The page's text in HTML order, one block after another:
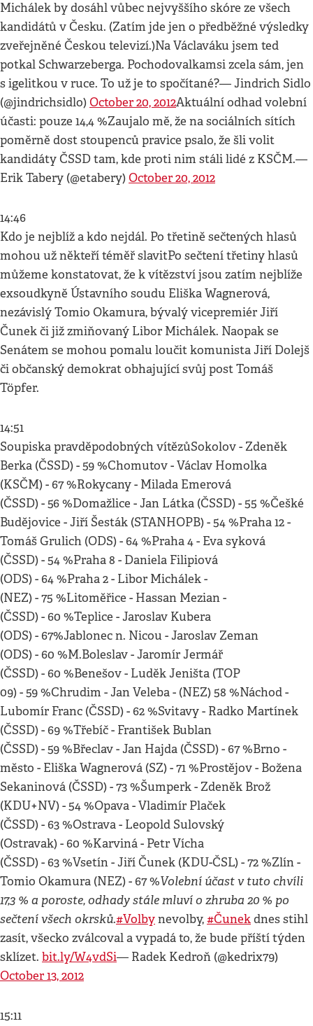
Michálek by dosáhl vůbec nejvyššího skóre ze všech
kandidátů v Česku. (Zatím jde jen o předběžné výsledky
zveřejněné Českou televizí.)Na Václaváku jsem ted
potkal Schwarzeberga. Pochodovalkamsi zcela sám, jen
s igelitkou v ruce. To už je to spočítané?— Jindrich Sidlo
(@jindrichsidlo)October 20, 2012Aktuální odhad volební
účasti: pouze 14,4 %Zaujalo mě, že na sociálních sítích
poměrně dost stoupenců pravice psalo, že šli volit
kandidáty ČSSD tam, kde proti nim stáli lidé z KSČM.—
Erik Tabery (@etabery)October 20, 2012
14:46
Kdo je nejblíž a kdo nejdál. Po třetině sečtených hlasů
mohou už někteří téměř slavitPo sečtení třetiny hlasů
můžeme konstatovat, že k vítězství jsou zatím nejblíže
exsoudkyně Ústavního soudu Eliška Wagnerová,
nezávislý Tomio Okamura, bývalý vicepremiér Jiří
Čunek či již zmiňovaný Libor Michálek. Naopak se
Senátem se mohou pomalu loučit komunista Jiří Dolejš
či občanský demokrat obhajující svůj post Tomáš
Töpfer.
14:51
Soupiska pravděpodobných vítězůSokolov - Zdeněk
Berka (ČSSD) - 59 %Chomutov - Václav Homolka
(KSČM) - 67 %Rokycany - Milada Emerová
(ČSSD) - 56 %Domažlice - Jan Látka (ČSSD) - 55 %Češké
Budějovice - Jiří Šesták (STANHOPB) - 54 %Praha 12 -
Tomáš Grulich (ODS) - 64 %Praha 4 - Eva syková
(ČSSD) - 54 %Praha 8 - Daniela Filipiová
(ODS) - 64 %Praha 2 - Libor Michálek -
(NEZ) - 75 %Litoměřice - Hassan Mezian -
(ČSSD) - 60 %Teplice - Jaroslav Kubera
(ODS) - 67%Jablonec n. Nicou - Jaroslav Zeman
(ODS) - 60 %M.Boleslav - Jaromír Jermář
(ČSSD) - 60 %Benešov - Luděk Jeništa (TOP
09) - 59 %Chrudim - Jan Veleba - (NEZ) 58 %Náchod -
Lubomír Franc (ČSSD) - 62 %Svitavy - Radko Martínek
(ČSSD) - 69 %Třebíč - František Bublan
(ČSSD) - 59 %Břeclav - Jan Hajda (ČSSD) - 67 %Brno -
město - Eliška Wagnerová (SZ) - 71 %Prostějov - Božena
Sekaninová (ČSSD) - 73 %Šumperk - Zdeněk Brož
(KDU+NV) - 54 %Opava - Vladimír Plaček
(ČSSD) - 63 %Ostrava - Leopold Sulovský
(Ostravak) - 60 %Karviná - Petr Vícha
(ČSSD) - 63 %Vsetín - Jiří Čunek (KDU-ČSL) - 72 %Zlín -
Tomio Okamura (NEZ) - 67 %Volební účast v tuto chvíli
17,3 % a poroste, odhady stále mluví o zhruba 20 % po
sečtení všech okrsků.#Volbynevolby,#Čunekdnes stihl
zasít, všecko zválcoval a vypadá to, že bude příští týden
sklízet. bit.ly/W4vdSi— Radek Kedroň (@kedrix79)
October 13, 2012
15:11